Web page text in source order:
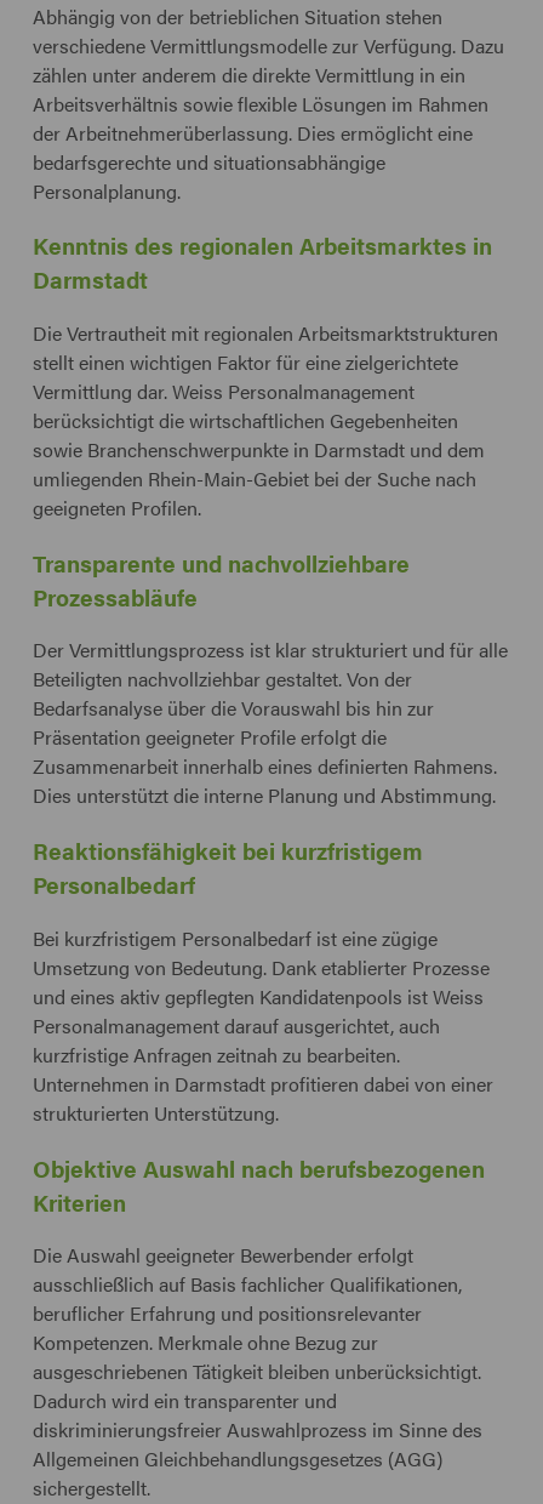
Abhängig von der betrieblichen Situation stehen
verschiedene Vermittlungsmodelle zur Verfügung. Dazu
zählen unter anderem die direkte Vermittlung in ein
Arbeitsverhältnis sowie flexible Lösungen im Rahmen
der Arbeitnehmerüberlassung. Dies ermöglicht eine
bedarfsgerechte und situationsabhängige
Personalplanung.
Kenntnis des regionalen Arbeitsmarktes in
Darmstadt
Die Vertrautheit mit regionalen Arbeitsmarktstrukturen
stellt einen wichtigen Faktor für eine zielgerichtete
Vermittlung dar. Weiss Personalmanagement
berücksichtigt die wirtschaftlichen Gegebenheiten
sowie Branchenschwerpunkte in Darmstadt und dem
umliegenden Rhein-Main-Gebiet bei der Suche nach
geeigneten Profilen.
Transparente und nachvollziehbare
Prozessabläufe
Der Vermittlungsprozess ist klar strukturiert und für alle
Beteiligten nachvollziehbar gestaltet. Von der
Bedarfsanalyse über die Vorauswahl bis hin zur
Präsentation geeigneter Profile erfolgt die
Zusammenarbeit innerhalb eines definierten Rahmens.
Dies unterstützt die interne Planung und Abstimmung.
Reaktionsfähigkeit bei kurzfristigem
Personalbedarf
Bei kurzfristigem Personalbedarf ist eine zügige
Umsetzung von Bedeutung. Dank etablierter Prozesse
und eines aktiv gepflegten Kandidatenpools ist Weiss
Personalmanagement darauf ausgerichtet, auch
kurzfristige Anfragen zeitnah zu bearbeiten.
Unternehmen in Darmstadt profitieren dabei von einer
strukturierten Unterstützung.
Objektive Auswahl nach berufsbezogenen
Kriterien
Die Auswahl geeigneter Bewerbender erfolgt
ausschließlich auf Basis fachlicher Qualifikationen,
beruflicher Erfahrung und positionsrelevanter
Kompetenzen. Merkmale ohne Bezug zur
ausgeschriebenen Tätigkeit bleiben unberücksichtigt.
Dadurch wird ein transparenter und
diskriminierungsfreier Auswahlprozess im Sinne des
Allgemeinen Gleichbehandlungsgesetzes (AGG)
sichergestellt.